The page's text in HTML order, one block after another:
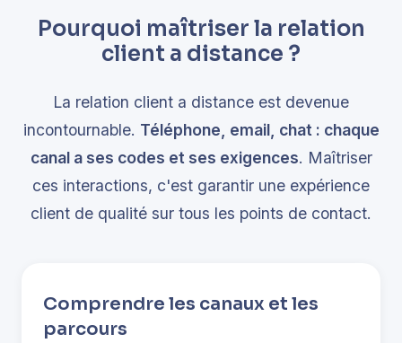
Pourquoi maîtriser la relation
client a distance ?
La relation client a distance est devenue
incontournable. Téléphone, email, chat : chaque
canal a ses codes et ses exigences. Maîtriser
ces interactions, c'est garantir une expérience
client de qualité sur tous les points de contact.
Comprendre les canaux et les
parcours